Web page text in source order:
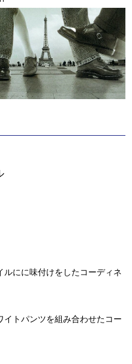
にに味付けをしたコーディネ
トパンツを組み合わせたコー